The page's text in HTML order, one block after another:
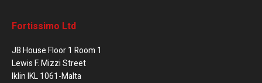
Fortissimo Ltd
JB House Floor 1 Room 1
Lewis F. Mizzi Street
Iklin IKL 1061-Malta